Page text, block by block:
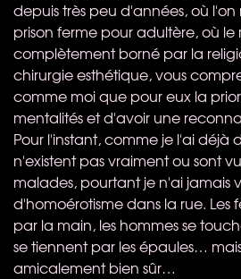
depuis très peu d'années, où
prison ferme pour adultère, où
complètement borné par la
chirurgie esthétique, vous
comme moi que pour eux la
mentalités et d'avoir une
Pour l'instant, comme je l'ai déjà
n'existent pas vraiment ou sont
malades, pourtant je n'ai jamais
d'homoérotisme dans la rue. Les
par la main, les hommes se
se tiennent par les épaules…
amicalement bien sûr…